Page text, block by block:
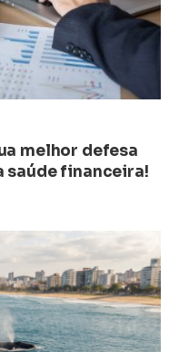
melhor defesa
saúde financeira!